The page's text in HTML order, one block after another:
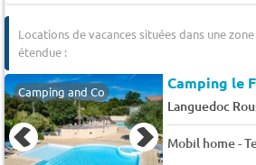
Locations de vacances situées dans une
étendue :
Camping and Co Camping le
Languedoc
Mobil home -